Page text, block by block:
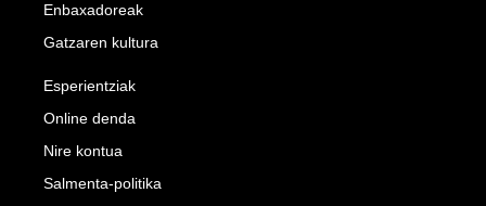
Enbaxadoreak
Gatzaren kultura
Esperientziak
Online denda
Nire kontua
Salmenta-politika